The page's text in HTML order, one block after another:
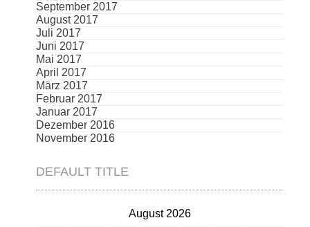
September 2017
August 2017
Juli 2017
Juni 2017
Mai 2017
April 2017
März 2017
Februar 2017
Januar 2017
Dezember 2016
November 2016
DEFAULT TITLE
August 2026